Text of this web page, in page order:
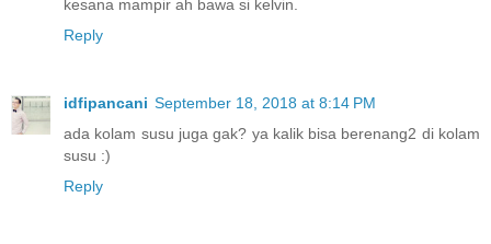
kesana mampir ah bawa si kelvin.
Reply
idfipancani September 18, 2018 at 8:14 PM
ada kolam susu juga gak? ya kalik bisa berenang2 di kolam
susu :)
Reply